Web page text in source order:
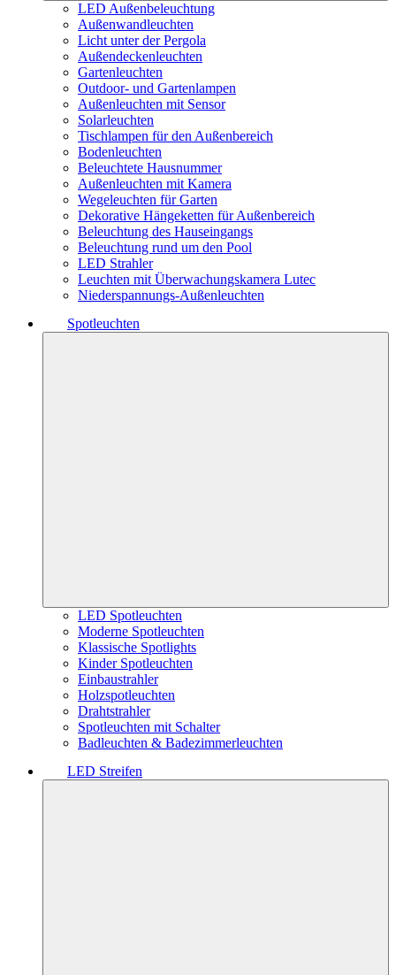
LED Außenbeleuchtung
Außenwandleuchten
Licht unter der Pergola
Außendeckenleuchten
Gartenleuchten
Outdoor- und Gartenlampen
Außenleuchten mit Sensor
Solarleuchten
Tischlampen für den Außenbereich
Bodenleuchten
Beleuchtete Hausnummer
Außenleuchten mit Kamera
Wegeleuchten für Garten
Dekorative Hängeketten für Außenbereich
Beleuchtung des Hauseingangs
Beleuchtung rund um den Pool
LED Strahler
Leuchten mit Überwachungskamera Lutec
Niederspannungs-Außenleuchten
Spotleuchten
LED Spotleuchten
Moderne Spotleuchten
Klassische Spotlights
Kinder Spotleuchten
Einbaustrahler
Holzspotleuchten
Drahtstrahler
Spotleuchten mit Schalter
Badleuchten & Badezimmerleuchten
LED Streifen